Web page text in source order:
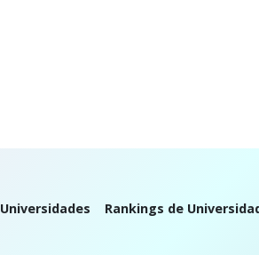
Universidades Rankings de